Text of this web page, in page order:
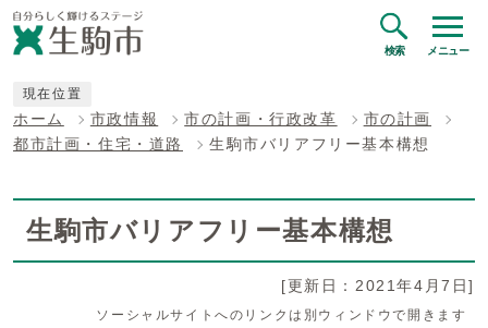
検索 メニュー
現在位置
ホーム 市政情報 市の計画・行政改革
市の計画
都市計画・住宅・道路
生駒市バリアフリー基本構想
生駒市バリアフリー基本構想
[更新日：2021年4月7日]
ソーシャルサイトへのリンクは別ウィンドウで開きます